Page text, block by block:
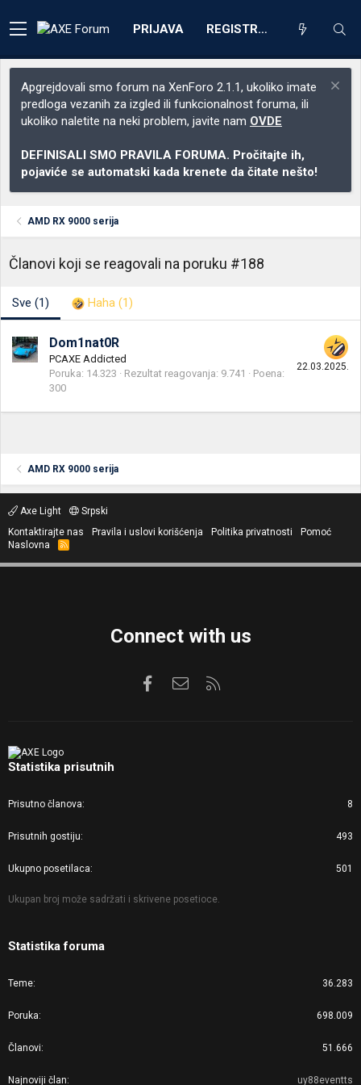
PRIJAVA REGISTRACIJA
Apgrejdovali smo forum na XenForo 2.1.1, ukoliko imate
predloga vezanih za izgled ili funkcionalnost foruma, ili
ukoliko naletite na neki problem, javite nam OVDE
DEFINISALI SMO PRAVILA FORUMA. Pročitajte ih,
pojaviće se automatski kada krenete da čitate nešto!
AMD RX 9000 serija
Članovi koji se reagovali na poruku #188
Sve (1) Haha (1)
22.03.2025.
Dom1nat0R
PCAXE Addicted
Poruka 14.323 Rezultat reagovanja 9.741
Poena
300
AMD RX 9000 serija
Axe Light
Srpski
Kontaktirajte nas
Pravila i uslovi korišćenja Politika privatnosti
Pomoć
Naslovna
R
S
Connect with us
FacebookKontaktirajte nas
Statistika prisutnih
Prisutno članova 8
Prisutnih gostiju 493
Ukupno posetilaca 501
Ukupan broj može sadržati i skrivene posetioce.
Statistika foruma
Teme 36.283
Poruka 698.009
Članovi 51.666
Najnoviji član uy88eventts